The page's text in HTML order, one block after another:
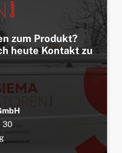
zum Produkt?
heute Kontakt zu
30